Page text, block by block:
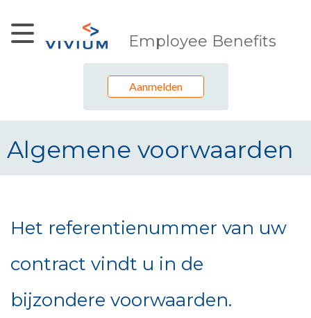
Employee Benefits
Aanmelden
Algemene voorwaarden
Het referentienummer van uw
contract vindt u in de
bijzondere voorwaarden.